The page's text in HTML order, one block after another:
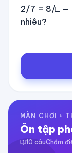
2/7 = 8/□ —
nhiêu?
MÀN CHƠI +
Ôn tập
10 câuChấm